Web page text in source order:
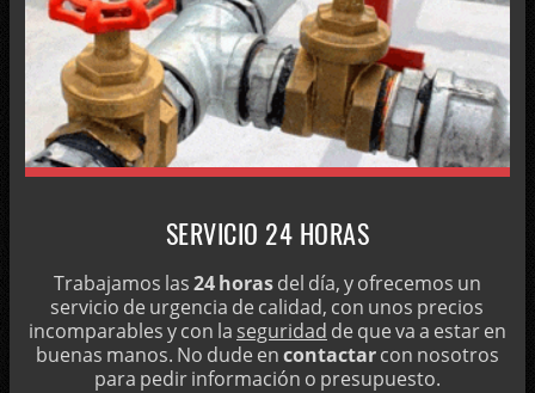
DESATASCOS 24 HORAS EN TERRASSA CON CAMIÓN CUBA
DESATRANCOS PROFESIONALES
DESATASCADOR PROFESIONAL CON MUCHOS AÑOS DE
EXPERIENCIA EN TERRASSA
SERVICIO DE LIMPIEZA Y DESINFECCIÓN DE TUBERÍAS
SERVICIO 24 HORAS
Trabajamos las24 horasdel día, y ofrecemos un
servicio de urgencia de calidad, con unos precios
incomparables y con la seguridad de que va a estar en
buenas manos. No dude encontactarcon nosotros
para pedir información o presupuesto.